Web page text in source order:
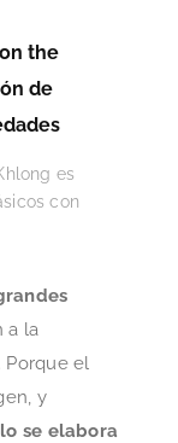
es
con
a la
. Porque el
y
se elabora